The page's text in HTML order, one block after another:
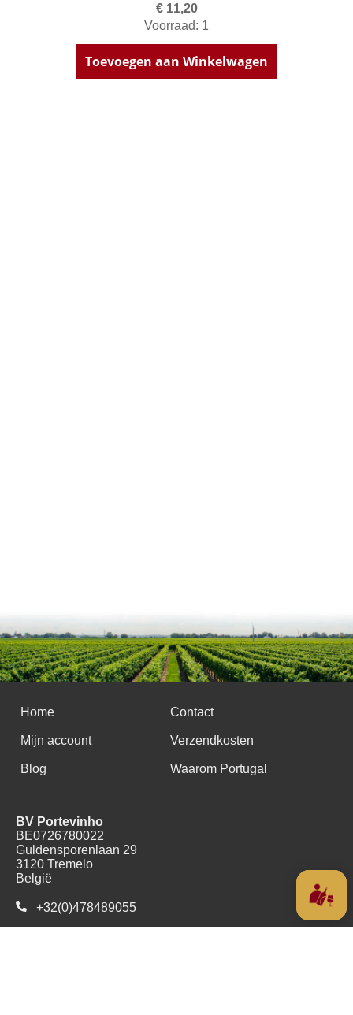
€ 11,20
Voorraad: 1
Toevoegen aan Winkelwagen
Home Contact
Mijn account Verzendkosten
Blog Waarom Portugal
BV Portevinho
BE0726780022
Guldensporenlaan 29
3120 Tremelo
België
+32(0)478489055